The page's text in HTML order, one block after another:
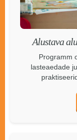
Alustava
Programm
lasteaedade